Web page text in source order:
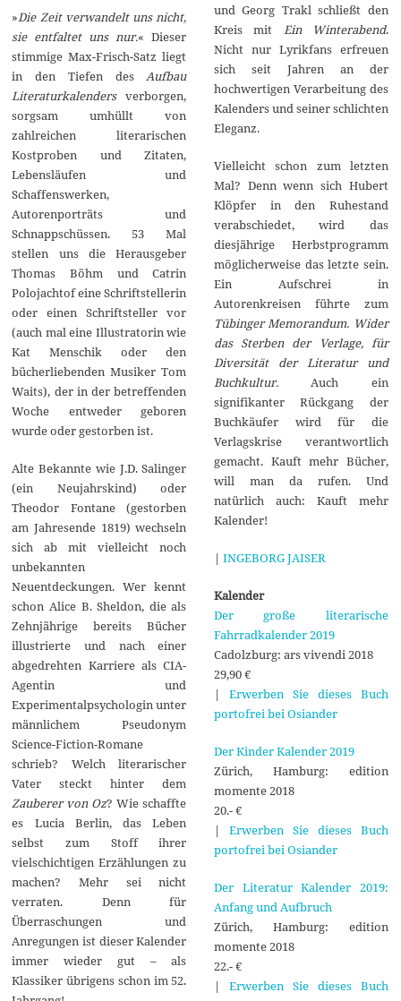
»Die Zeit verwandelt uns nicht,
sie entfaltet uns nur.« Dieser
stimmige Max-Frisch-Satz liegt
in den Tiefen desAufbau
Literaturkalendersverborgen,
sorgsam umhüllt von
zahlreichen literarischen
Kostproben und Zitaten,
Lebensläufen und
Schaffenswerken,
Autorenporträts und
Schnappschüssen. 53 Mal
stellen uns die Herausgeber
Thomas Böhm und Catrin
Polojachtof eine Schriftstellerin
oder einen Schriftsteller vor
(auch mal eine Illustratorin wie
Kat Menschik oder den
bücherliebenden Musiker Tom
Waits), der in der betreffenden
Woche entweder geboren
wurde oder gestorben ist.
Alte Bekannte wie J.D. Salinger
(ein Neujahrskind) oder
Theodor Fontane (gestorben
am Jahresende 1819) wechseln
sich ab mit vielleicht noch
unbekannten
Neuentdeckungen. Wer kennt
schon Alice B. Sheldon, die als
Zehnjährige bereits Bücher
illustrierte und nach einer
abgedrehten Karriere als CIA-
Agentin und
Experimentalpsychologin unter
männlichem Pseudonym
Science-Fiction-Romane
schrieb? Welch literarischer
Vater steckt hinter dem
Zauberer von Oz? Wie schaffte
es Lucia Berlin, das Leben
selbst zum Stoff ihrer
vielschichtigen Erzählungen zu
machen? Mehr sei nicht
verraten. Denn für
Überraschungen und
Anregungen ist dieser Kalender
immer wieder gut – als
Klassiker übrigens schon im 52.
und Georg Trakl schließt den
Kreis mit Ein Winterabend.
Nicht nur Lyrikfans erfreuen
sich seit Jahren an der
hochwertigen Verarbeitung des
Kalenders und seiner schlichten
Eleganz.
Vielleicht schon zum letzten
Mal? Denn wenn sich Hubert
Klöpfer in den Ruhestand
verabschiedet, wird das
diesjährige Herbstprogramm
möglicherweise das letzte sein.
Ein Aufschrei in
Autorenkreisen führte zum
Tübinger Memorandum. Wider
das Sterben der Verlage, für
Diversität der Literatur und
Buchkultur. Auch ein
signifikanter Rückgang der
Buchkäufer wird für die
Verlagskrise verantwortlich
gemacht. Kauft mehr Bücher,
will man da rufen. Und
natürlich auch: Kauft mehr
Kalender!
| INGEBORG JAISER
Kalender
Der große literarische
Fahrradkalender 2019
Cadolzburg: ars vivendi 2018
29,90 €
| Erwerben Sie dieses Buch
portofrei bei Osiander
Der Kinder Kalender 2019
Zürich, Hamburg: edition
momente 2018
20.- €
| Erwerben Sie dieses Buch
portofrei bei Osiander
Der Literatur Kalender 2019:
Anfang und Aufbruch
Zürich, Hamburg: edition
momente 2018
22.- €
| Erwerben Sie dieses Buch